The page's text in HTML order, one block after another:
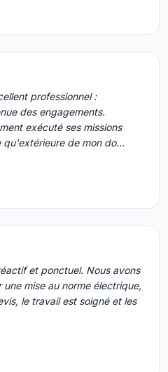
professionnel :
des engagements.
exécuté ses missions
qu'extérieure de mon do…
et ponctuel. Nous avons
mise au norme électrique,
le travail est soigné et les